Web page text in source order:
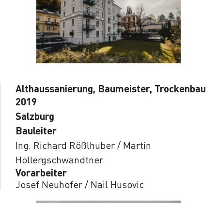
Althaussanierung, Baumeister, Trockenbau
2019
Salzburg
Bauleiter
Ing. Richard Rößlhuber / Martin
Hollergschwandtner
Vorarbeiter
Josef Neuhofer / Nail Husovic